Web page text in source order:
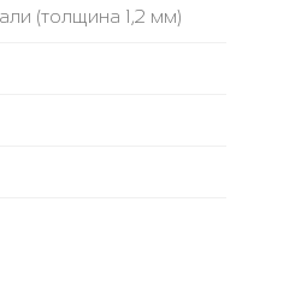
(толщина 1,2 мм)